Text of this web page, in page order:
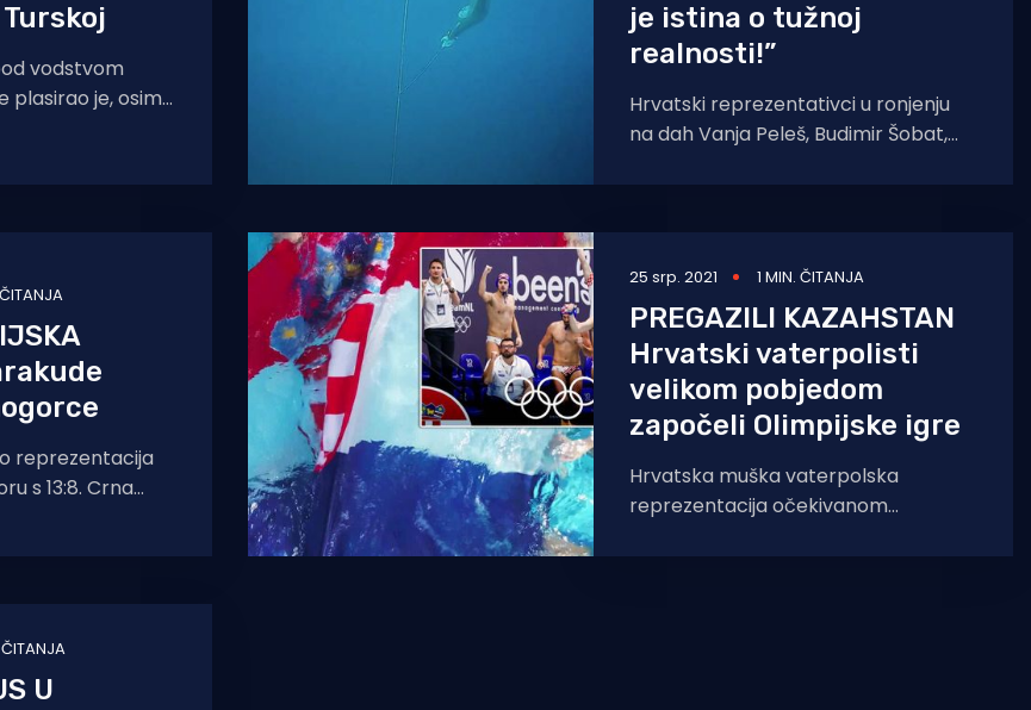
vodstvom
plasirao je, osim
je istina o tužnoj
realnosti!”
Hrvatski reprezentativci u ronjenju
na dah Vanja Peleš, Budimir Šobat,
Ivana Aljinović, Hrvoje Škorić, Boris
reprezentacija
s 13:8. Crna
25 srp. 2021 1 MIN. ČITANJA
PREGAZILI KAZAHSTAN
Hrvatski vaterpolisti
velikom pobjedom
započeli Olimpijske igre
Hrvatska muška vaterpolska
reprezentacija očekivanom
pobjedom protiv Kazahstana
U